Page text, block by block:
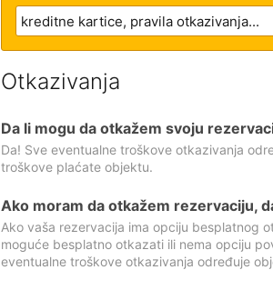
Otkazivanja
Da li mogu da otkažem svoju
Da! Sve eventualne troškove otkazivanja
troškove plaćate objektu.
Ako moram da otkažem rezervaciju,
Ako vaša rezervacija ima opciju besplatnog
moguće besplatno otkazati ili nema opciju
eventualne troškove otkazivanja određuje